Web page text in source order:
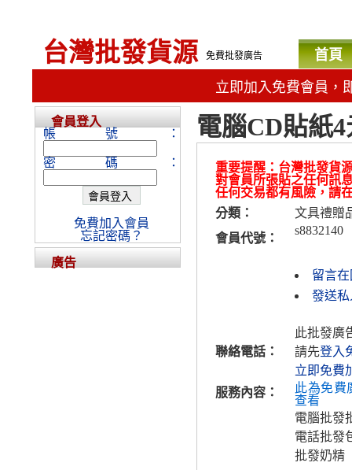
台灣批發貨源 免費批發廣告 首頁
立即加入免費會員，
電腦CD貼紙
重要提醒：台灣批發貨
對會員所張貼之任何訊
任何交易都有風險，請
分類：
文具禮贈
會員代號：
s8832140
留言
發送私
聯絡電話：
此批發廣
請先登入
立即免費
服務內容：
此為免費
查看
電腦批發
電話批發
批發奶精
會員登入
帳號：
密碼：
免費加入會員
忘記密碼？
廣告